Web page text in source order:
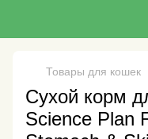
Товары для кошек
Сухой корм
Science Plan